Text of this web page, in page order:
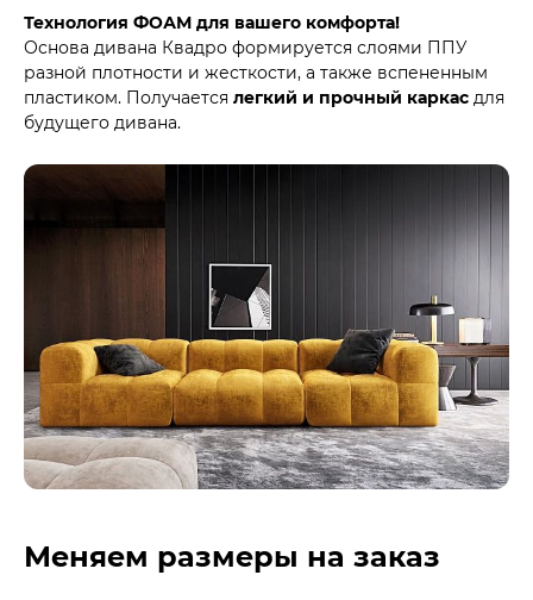
Технология ФОАМ для вашего комфорта!
Основа дивана Квадро формируется слоями ППУ
разной плотности и жесткости, а также вспененным
пластиком. Получается легкий и прочный каркас для
будущего дивана.
Меняем размеры на заказ